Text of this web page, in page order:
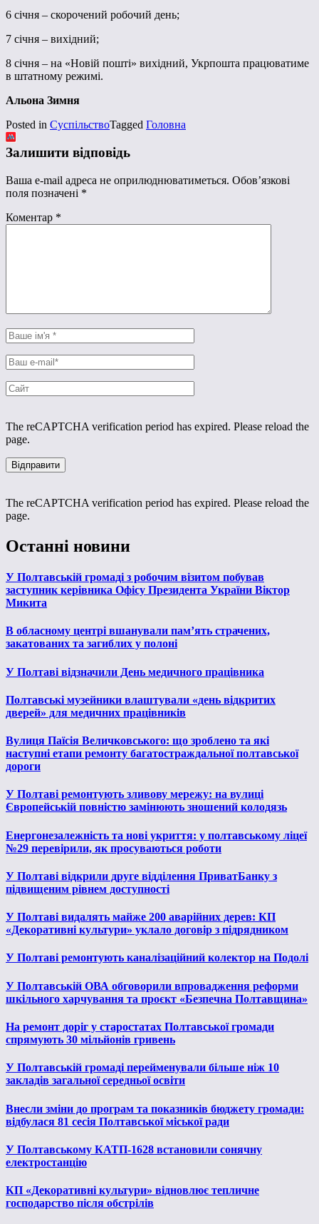
6 січня – скорочений робочий день;
7 січня – вихідний;
8 січня – на «Новій пошті» вихідний, Укрпошта працюватиме
в штатному режимі.
Альона Зимня
Posted in СуспільствоTagged Головна
Залишити відповідь
Ваша e-mail адреса не оприлюднюватиметься. Обов’язкові
поля позначені *
Коментар *
The reCAPTCHA verification period has expired. Please reload the
page.
The reCAPTCHA verification period has expired. Please reload the
page.
Останні новини
У Полтавській громаді з робочим візитом побував
заступник керівника Офісу Президента України Віктор
Микита
В обласному центрі вшанували пам’ять страчених,
закатованих та загиблих у полоні
У Полтаві відзначили День медичного працівника
Полтавські музейники влаштували «день відкритих
дверей» для медичних працівників
Вулиця Паїсія Величковського: що зроблено та які
наступні етапи ремонту багатостраждальної полтавської
дороги
У Полтаві ремонтують зливову мережу: на вулиці
Європейській повністю замінюють зношений колодязь
Енергонезалежність та нові укриття: у полтавському ліцеї
№29 перевірили, як просуваються роботи
У Полтаві відкрили друге відділення ПриватБанку з
підвищеним рівнем доступності
У Полтаві видалять майже 200 аварійних дерев: КП
«Декоративні культури» уклало договір з підрядником
У Полтаві ремонтують каналізаційний колектор на Подолі
У Полтавській ОВА обговорили впровадження реформи
шкільного харчування та проєкт «Безпечна Полтавщина»
На ремонт доріг у старостатах Полтавської громади
спрямують 30 мільйонів гривень
У Полтавській громаді перейменували більше ніж 10
закладів загальної середньої освіти
Внесли зміни до програм та показників бюджету громади:
відбулася 81 сесія Полтавської міської ради
У Полтавському КАТП-1628 встановили сонячну
електростанцію
КП «Декоративні культури» відновлює тепличне
господарство після обстрілів